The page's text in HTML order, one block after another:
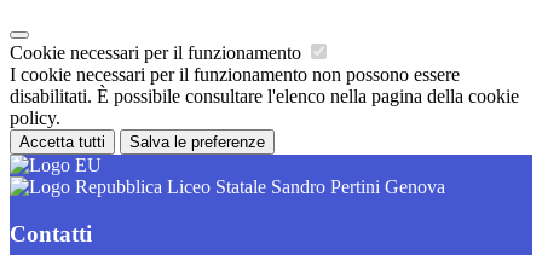
Cookie necessari per il funzionamento
I cookie necessari per il funzionamento non possono essere
disabilitati. È possibile consultare l'elenco nella pagina della cookie
policy.
Accetta tutti Salva le preferenze
Liceo Statale Sandro Pertini Genova
Contatti